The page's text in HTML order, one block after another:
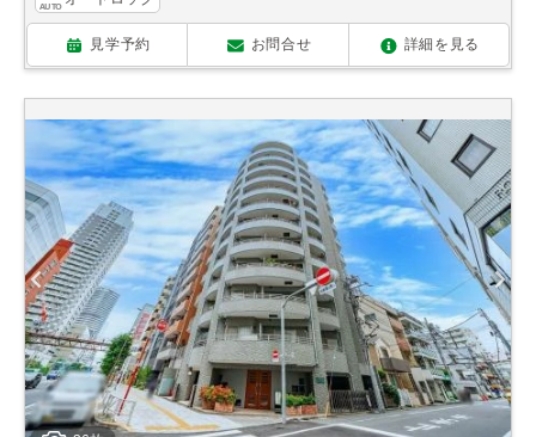
見学予約 お問合せ 詳細を見る